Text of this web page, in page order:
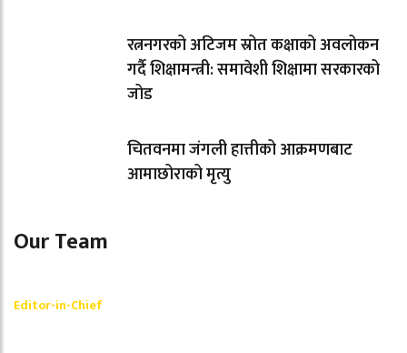
रत्ननगरको अटिजम स्रोत कक्षाको अवलोकन
गर्दै शिक्षामन्त्री: समावेशी शिक्षामा सरकारको
जोड
चितवनमा जंगली हात्तीको आक्रमणबाट
आमाछोराको मृत्यु
Our Team
Editor-in-Chief